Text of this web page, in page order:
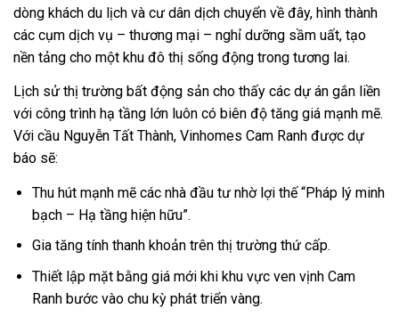
dòng khách du lịch và cư dân dịch chuyển về đây, hình thành
các cụm dịch vụ – thương mại – nghỉ dưỡng sầm uất, tạo
nền tảng cho một khu đô thị sống động trong tương lai.
Lịch sử thị trường bất động sản cho thấy các dự án gắn liền
với công trình hạ tầng lớn luôn có biên độ tăng giá mạnh mẽ.
Với cầu Nguyễn Tất Thành, Vinhomes Cam Ranh được dự
báo sẽ:
Thu hút mạnh mẽ các nhà đầu tư nhờ lợi thế “Pháp lý minh
bạch – Hạ tầng hiện hữu”.
Gia tăng tính thanh khoản trên thị trường thứ cấp.
Thiết lập mặt bằng giá mới khi khu vực ven vịnh Cam
Ranh bước vào chu kỳ phát triển vàng.